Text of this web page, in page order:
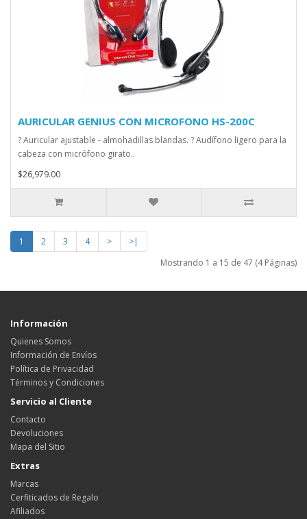
AURICULAR GENIUS CON MICROFONO HS-200C
? Auricular ajustable - almohadillas blandas. ? Audífono ligero para la
cabeza con micrófono girato..
$26,979.00
1 2 3 4 >
>|
Mostrando 1 a 15 de 47 (4 Páginas)
Información
Quienes Somos
Información de Envíos
Política de Privacidad
Términos y Condiciones
Servicio al Cliente
Contacto
Devoluciones
Mapa del Sitio
Extras
Marcas
Cerfiticados de Regalo
Afiliados